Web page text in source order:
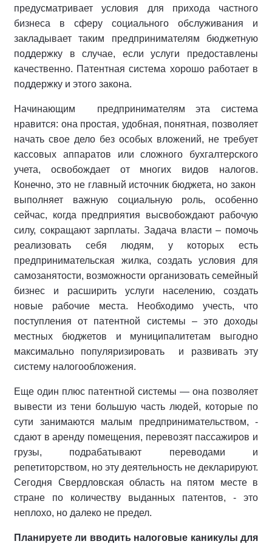
предусматривает условия для прихода частного
бизнеса в сферу социального обслуживания и
закладывает таким предпринимателям бюджетную
поддержку в случае, если услуги предоставлены
качественно. Патентная система хорошо работает в
поддержку и этого закона.
Начинающим предпринимателям эта система
нравится: она простая, удобная, понятная, позволяет
начать свое дело без особых вложений, не требует
кассовых аппаратов или сложного бухгалтерского
учета, освобождает от многих видов налогов.
Конечно, это не главный источник бюджета, но закон
выполняет важную социальную роль, особенно
сейчас, когда предприятия высвобождают рабочую
силу, сокращают зарплаты. Задача власти – помочь
реализовать себя людям, у которых есть
предпринимательская жилка, создать условия для
самозанятости, возможности организовать семейный
бизнес и расширить услуги населению, создать
новые рабочие места. Необходимо учесть, что
поступления от патентной системы – это доходы
местных бюджетов и муниципалитетам выгодно
максимально популяризировать и развивать эту
систему налогообложения.
Еще один плюс патентной системы — она позволяет
вывести из тени большую часть людей, которые по
сути занимаются малым предпринимательством, -
сдают в аренду помещения, перевозят пассажиров и
грузы, подрабатывают переводами и
репетиторством, но эту деятельность не декларируют.
Сегодня Свердловская область на пятом месте в
стране по количеству выданных патентов, - это
неплохо, но далеко не предел.
Планируете ли вводить налоговые каникулы для